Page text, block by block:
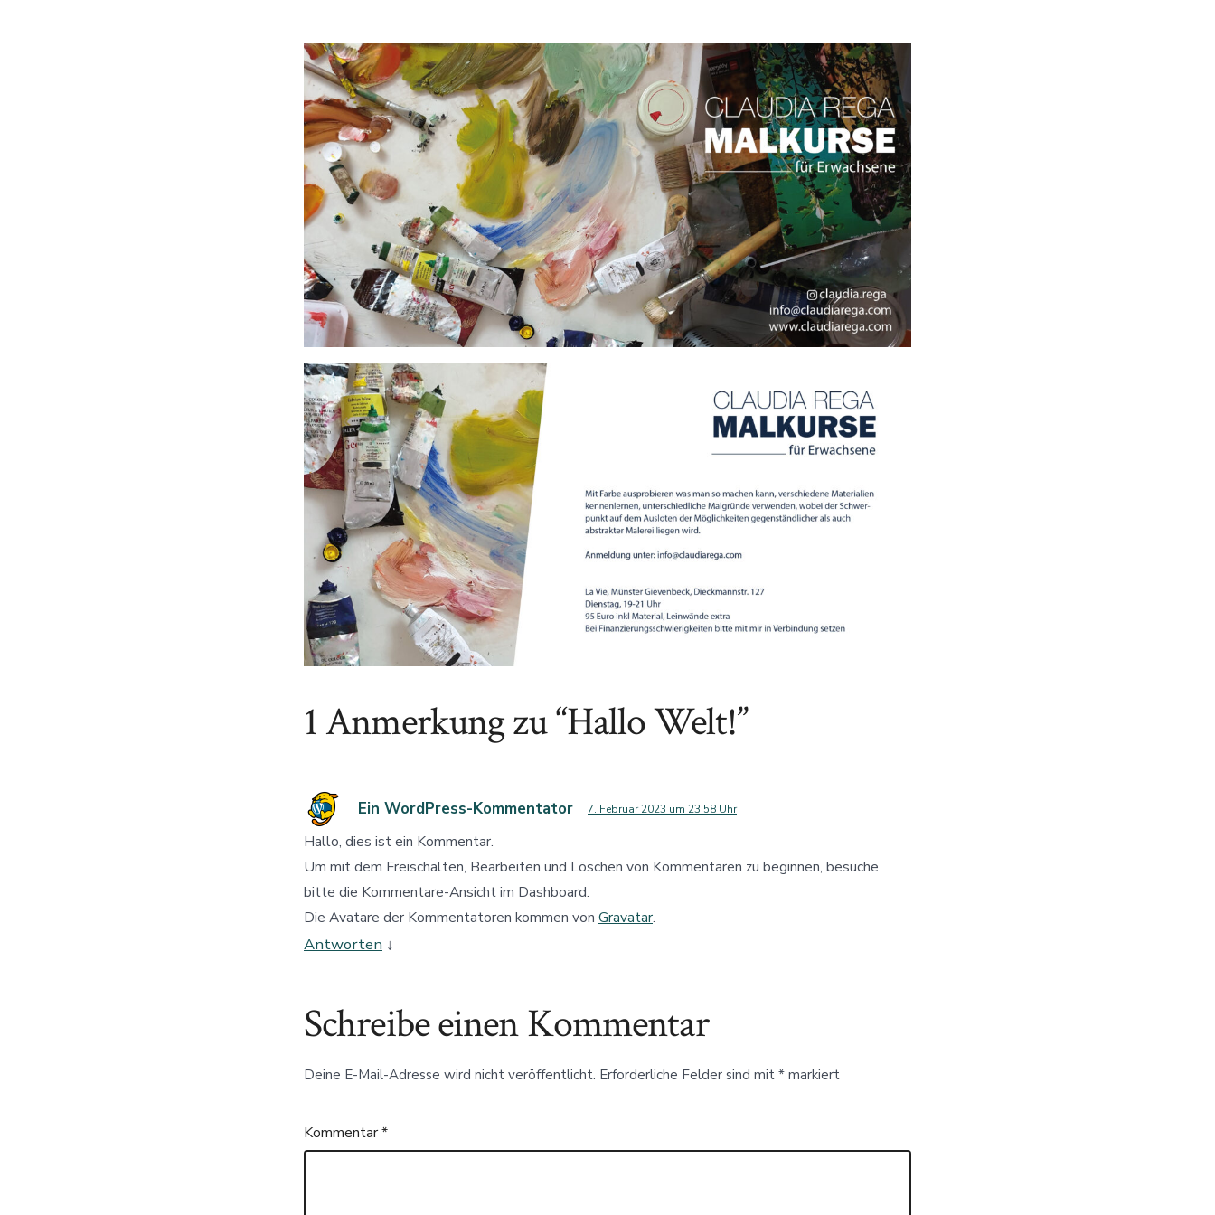
1 Anmerkung zu “Hallo Welt!”
Ein WordPress-Kommentator 7. Februar 2023 um 23:58 Uhr
Hallo, dies ist ein Kommentar.
Um mit dem Freischalten, Bearbeiten und Löschen von Kommentaren zu beginnen, besuche
bitte die Kommentare-Ansicht im Dashboard.
Die Avatare der Kommentatoren kommen von Gravatar.
Antworten ↓
Schreibe einen Kommentar
Deine E-Mail-Adresse wird nicht veröffentlicht. Erforderliche Felder sind mit * markiert
Kommentar*